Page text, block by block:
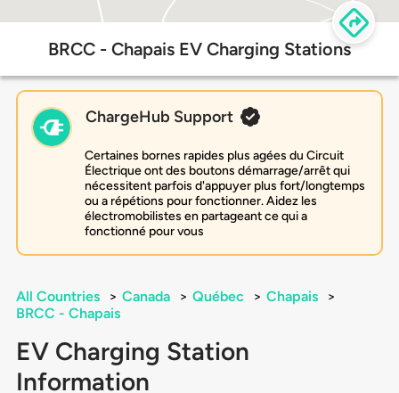
BRCC - Chapais EV Charging Stations
ChargeHub Support
Certaines bornes rapides plus agées du Circuit
Électrique ont des boutons démarrage/arrêt qui
nécessitent parfois d'appuyer plus fort/longtemps
ou a répétions pour fonctionner. Aidez les
électromobilistes en partageant ce qui a
fonctionné pour vous
All Countries > Canada > Québec > Chapais
>
BRCC - Chapais
EV Charging Station
Information